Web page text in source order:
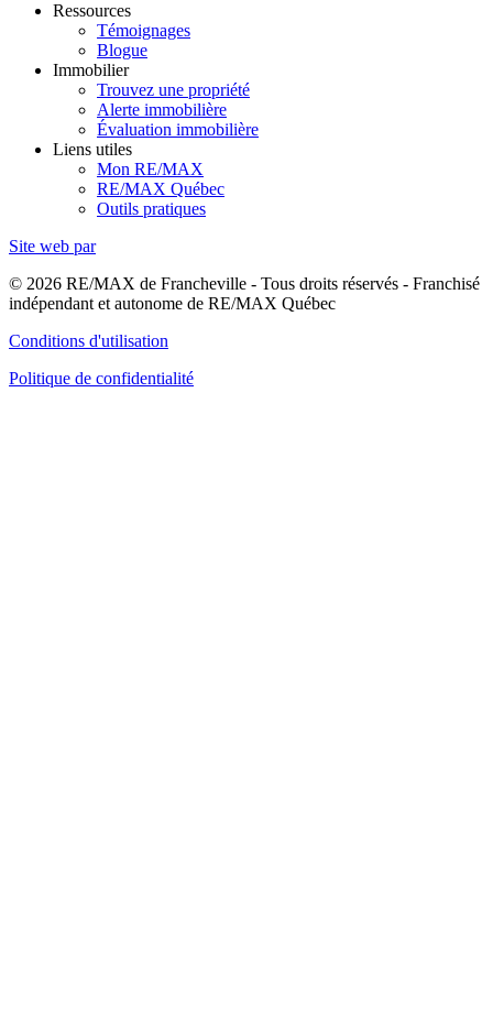
Ressources
Témoignages
Blogue
Immobilier
Trouvez une propriété
Alerte immobilière
Évaluation immobilière
Liens utiles
Mon RE/MAX
RE/MAX Québec
Outils pratiques
Site web par
© 2026 RE/MAX de Francheville - Tous droits réservés - Franchisé
indépendant et autonome de RE/MAX Québec
Conditions d'utilisation
Politique de confidentialité